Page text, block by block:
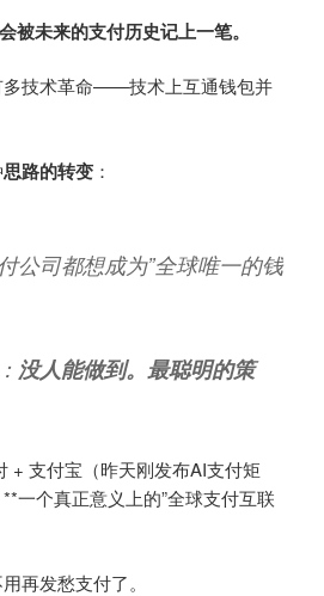
被未来的支付历史记上一笔。
多技术革命——技术上互通钱包并
思路的转变 ：
公司都想成为”全球唯一的钱
没人能做到。最聪明的策
+ 支付宝（昨天刚发布AI支付矩
一个真正意义上的”全球支付互联
再发愁支付了。